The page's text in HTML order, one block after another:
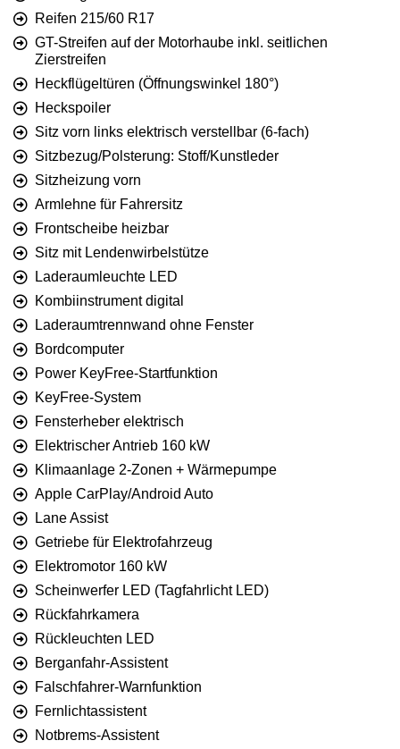
Reifen 215/60 R17
GT-Streifen auf der Motorhaube inkl. seitlichen
Zierstreifen
Heckflügeltüren (Öffnungswinkel 180°)
Heckspoiler
Sitz vorn links elektrisch verstellbar (6-fach)
Sitzbezug/Polsterung: Stoff/Kunstleder
Sitzheizung vorn
Armlehne für Fahrersitz
Frontscheibe heizbar
Sitz mit Lendenwirbelstütze
Laderaumleuchte LED
Kombiinstrument digital
Laderaumtrennwand ohne Fenster
Bordcomputer
Power KeyFree-Startfunktion
KeyFree-System
Fensterheber elektrisch
Elektrischer Antrieb 160 kW
Klimaanlage 2-Zonen + Wärmepumpe
Apple CarPlay/Android Auto
Lane Assist
Getriebe für Elektrofahrzeug
Elektromotor 160 kW
Scheinwerfer LED (Tagfahrlicht LED)
Rückfahrkamera
Rückleuchten LED
Berganfahr-Assistent
Falschfahrer-Warnfunktion
Fernlichtassistent
Notbrems-Assistent